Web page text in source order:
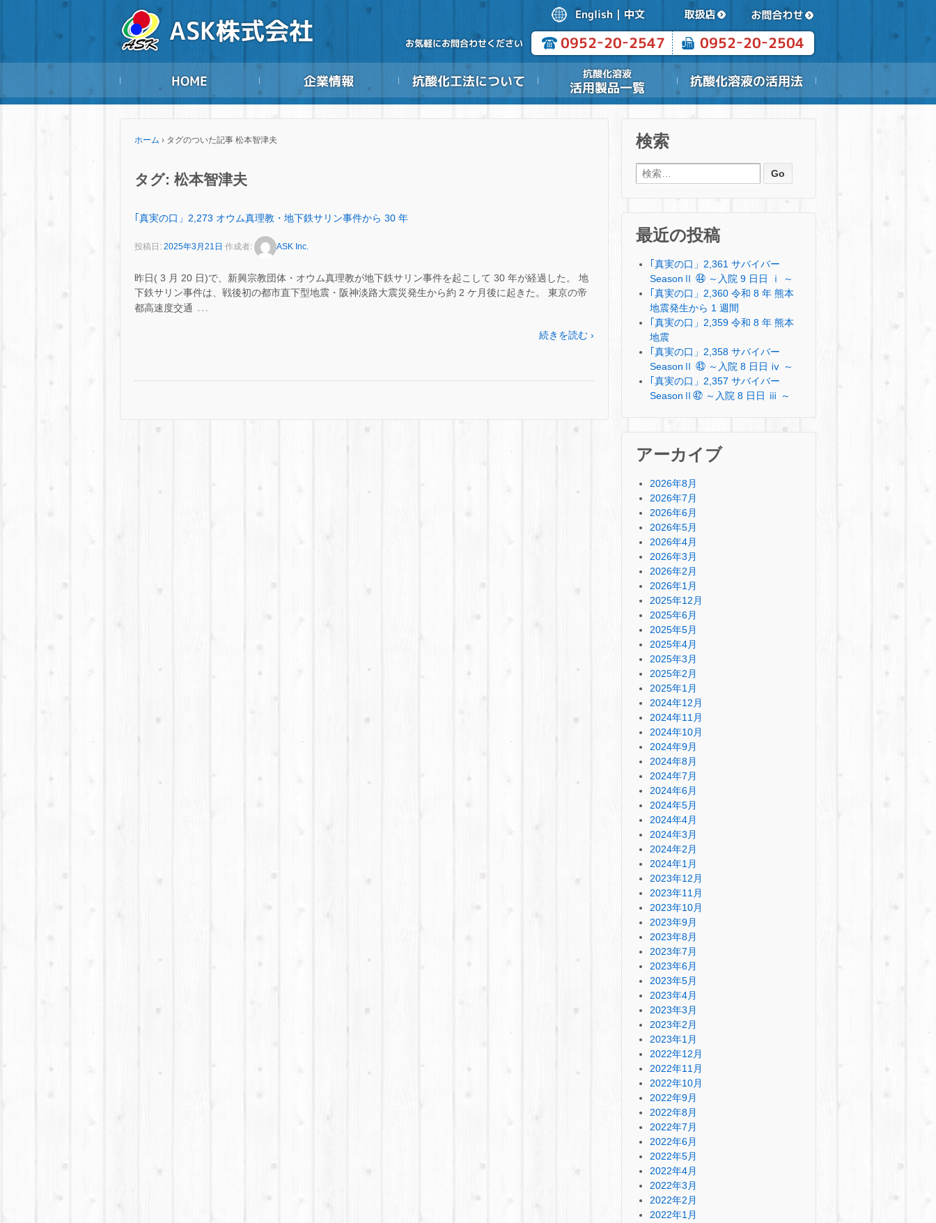
ホーム › タグのついた記事 松本智津夫
タグ: 松本智津夫
｢真実の口」2,273 オウム真理教・地下鉄サリン事件から 30 年
投稿日: 2025年3月21日 作成者: ASK Inc.
昨日( 3 月 20 日)で、新興宗教団体・オウム真理教が地下鉄サリン事件を起こして 30 年が経過した。 地
下鉄サリン事件は、戦後初の都市直下型地震・阪神淡路大震災発生から約 2 ケ月後に起きた。 東京の帝
都高速度交通 …
続きを読む ›
検索
検索:
最近の投稿
｢真実の口」2,361 サバイバー
SeasonⅡ ㊹ ～入院 9 日日 ⅰ ～
｢真実の口」2,360 令和 8 年 熊本
地震発生から 1 週間
｢真実の口」2,359 令和 8 年 熊本
地震
｢真実の口」2,358 サバイバー
SeasonⅡ ㊸ ～入院 8 日日 ⅳ ～
｢真実の口」2,357 サバイバー
SeasonⅡ㊷ ～入院 8 日日 ⅲ ～
アーカイブ
2026年8月
2026年7月
2026年6月
2026年5月
2026年4月
2026年3月
2026年2月
2026年1月
2025年12月
2025年6月
2025年5月
2025年4月
2025年3月
2025年2月
2025年1月
2024年12月
2024年11月
2024年10月
2024年9月
2024年8月
2024年7月
2024年6月
2024年5月
2024年4月
2024年3月
2024年2月
2024年1月
2023年12月
2023年11月
2023年10月
2023年9月
2023年8月
2023年7月
2023年6月
2023年5月
2023年4月
2023年3月
2023年2月
2023年1月
2022年12月
2022年11月
2022年10月
2022年9月
2022年8月
2022年7月
2022年6月
2022年5月
2022年4月
2022年3月
2022年2月
2022年1月